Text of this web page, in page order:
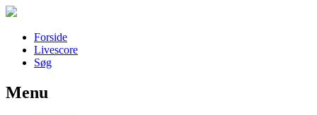
Forside
Livescore
Søg
Наши партнеры
Menu